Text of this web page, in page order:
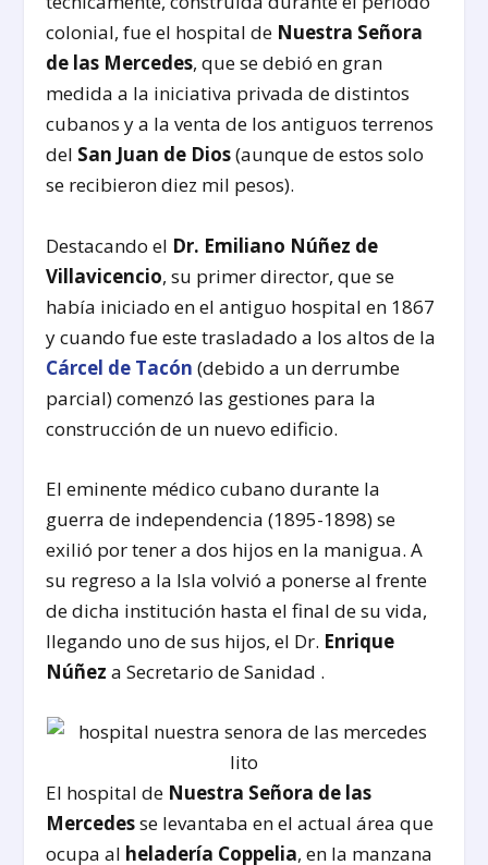
colonial, fue el hospital de Nuestra Señora
de las Mercedes, que se debió en gran
medida a la iniciativa privada de distintos
cubanos y a la venta de los antiguos terrenos
del San Juan de Dios(aunque de estos solo
se recibieron diez mil pesos).
Destacando el Dr. Emiliano Núñez de
Villavicencio, su primer director, que se
había iniciado en el antiguo hospital en 1867
y cuando fue este trasladado a los altos de la
Cárcel de Tacón (debido a un derrumbe
parcial) comenzó las gestiones para la
construcción de un nuevo edificio.
El eminente médico cubano durante la
guerra de independencia (1895-1898) se
exilió por tener a dos hijos en la manigua. A
su regreso a la Isla volvió a ponerse al frente
de dicha institución hasta el final de su vida,
llegando uno de sus hijos, el Dr. Enrique
Núñez a Secretario de Sanidad .
El hospital de Nuestra Señora de las
Mercedesse levantaba en el actual área que
ocupa al heladería Coppelia, en la manzana